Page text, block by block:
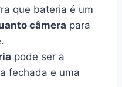
que bateria é um
câmera para
pode ser a
fechada e uma